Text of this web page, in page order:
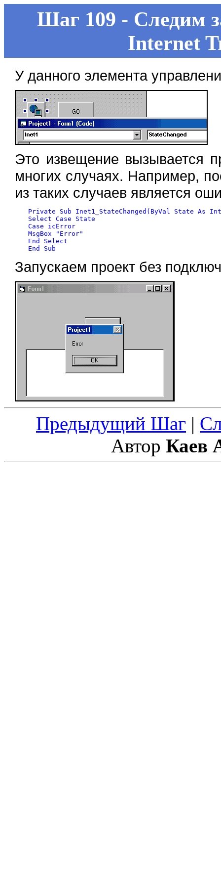
Шаг 109 - Следим
Internet
У данного элемента
Это извещение вызывается
многих случаях. Например,
из таких случаев является
Private Sub Inet1_StateChanged(ByVal State As
Select Case State
Case icError
MsgBox "Error"
End Select
Запускаем проект без
Предыдущий Шаг |
Автор Каев